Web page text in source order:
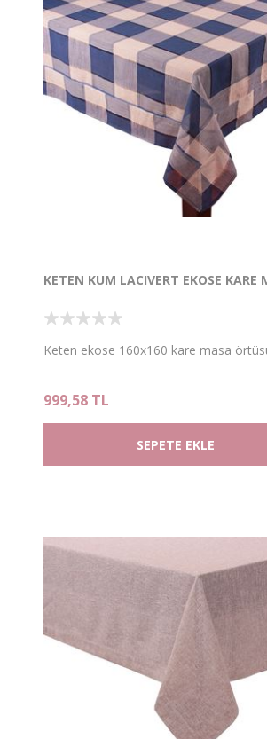
KETEN KUM LACIVERT EKOSE KARE
Keten ekose 160x160 kare masa
999,58 TL